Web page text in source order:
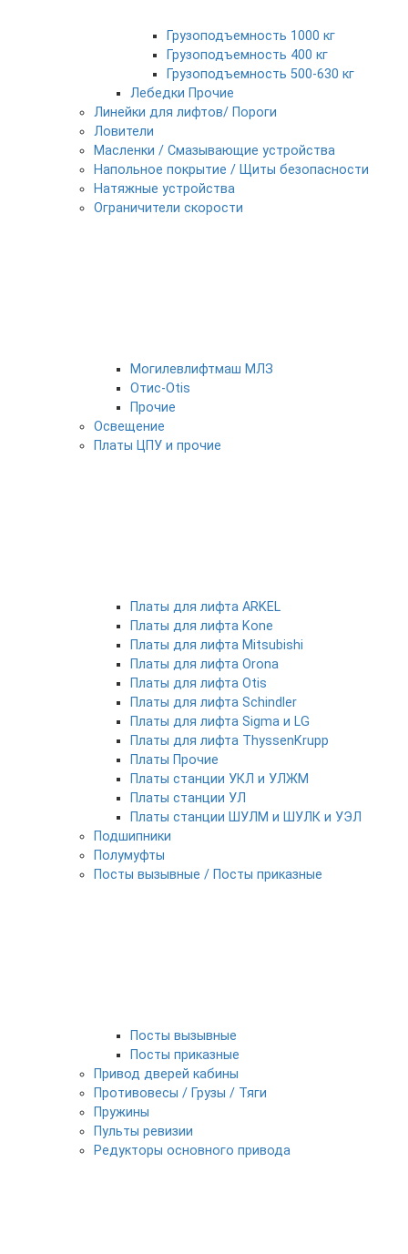
Грузоподъемность 1000 кг
Грузоподъемность 400 кг
Грузоподъемность 500-630 кг
Лебедки Прочие
Линейки для лифтов/ Пороги
Ловители
Масленки / Смазывающие устройства
Напольное покрытие / Щиты безопасности
Натяжные устройства
Ограничители скорости
Могилевлифтмаш МЛЗ
Отис-Otis
Прочие
Освещение
Платы ЦПУ и прочие
Платы для лифта ARKEL
Платы для лифта Kone
Платы для лифта Mitsubishi
Платы для лифта Orona
Платы для лифта Otis
Платы для лифта Schindler
Платы для лифта Sigma и LG
Платы для лифта ThyssenKrupp
Платы Прочие
Платы станции УКЛ и УЛЖМ
Платы станции УЛ
Платы станции ШУЛМ и ШУЛК и УЭЛ
Подшипники
Полумуфты
Посты вызывные / Посты приказные
Посты вызывные
Посты приказные
Привод дверей кабины
Противовесы / Грузы / Тяги
Пружины
Пульты ревизии
Редукторы основного привода